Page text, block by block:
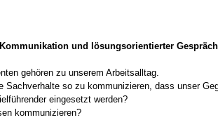
und lösungsorientierter
gehören zu unserem Arbeitsalltag.
Sachverhalte so zu kommunizieren, dass unser
eingesetzt werden?
kommunizieren?